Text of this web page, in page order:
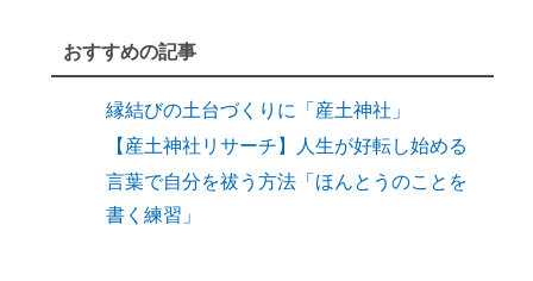
おすすめの記事
縁結びに効果がある「産土神社」
縁結びの土台づくりに「産土神社」
【産土神社リサーチ】人生が好転し始める
言葉で自分を祓う方法「ほんとうのことを
書く練習」
９割の人が知らない「産土神社」と人生の